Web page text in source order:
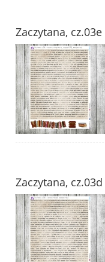
Zaczytana,
Zaczytana,